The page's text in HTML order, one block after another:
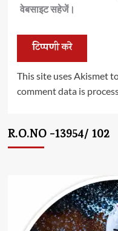
वेबसाइट सहेजें।
This site uses Akismet
comment data is
R.O.NO -13954/ 102